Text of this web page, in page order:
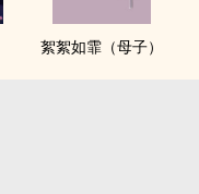
絮絮如霏（母子）